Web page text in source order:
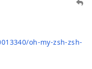
oh-my-zsh-zsh-